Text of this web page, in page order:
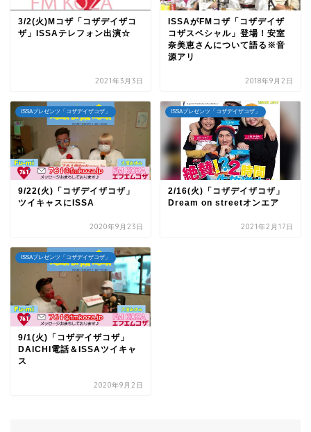
3/2(火)Mコザ「コザデイザコ
ザ」ISSAテレフォン出演☆
2021年3月3日
ISSAがFMコザ「コザデイザ
コザスペシャル」登場！安室
奈美恵さんについて語る※音
源アリ
2018年9月2日
ISSAプレゼンツ「コザデイザコザ」
9/22(火)「コザデイザコザ」
ツイキャスにISSA
2020年9月23日
ISSAプレゼンツ「コザデイザコザ」
2/16(火)「コザデイザコザ」
Dream on streetオンエア
2021年2月17日
ISSAプレゼンツ「コザデイザコザ」
9/1(火)「コザデイザコザ」
DAICHI電話＆ISSAツイキャ
ス
2020年9月2日